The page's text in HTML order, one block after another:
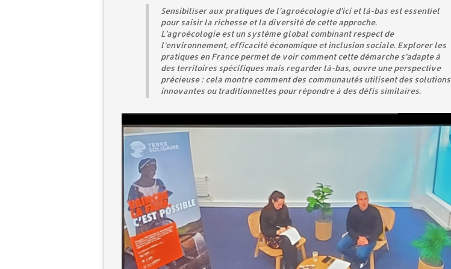
Sensibiliser aux pratiques de l’agroécologie d’ici et là-bas est essentiel
pour saisir la richesse et la diversité de cette approche.
L’agroécologie est un système global combinant respect de
l’environnement, efficacité économique et inclusion sociale. Explorer les
pratiques en France permet de voir comment cette démarche s’adapte à
des territoires spécifiques mais regarder là-bas, ouvre une perspective
précieuse : cela montre comment des communautés utilisent des solutions
innovantes ou traditionnelles pour répondre à des défis similaires.